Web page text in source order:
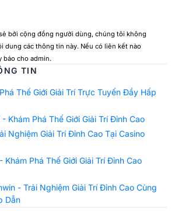
bởi cộng đồng người dùng, chúng tôi không
dung các thông tin này. Nếu có liên kết nào
báo cho admin.
TIN
Thế Giới Giải Trí Trực Tuyến Đầy Hấp
Khám Phá Thế Giới Giải Trí Đỉnh Cao
Nghiệm Giải Trí Đỉnh Cao Tại Casino
Phá Thế Giới Giải Trí Đỉnh Cao
- Trải Nghiệm Giải Trí Đỉnh Cao Cùng
Dẫn